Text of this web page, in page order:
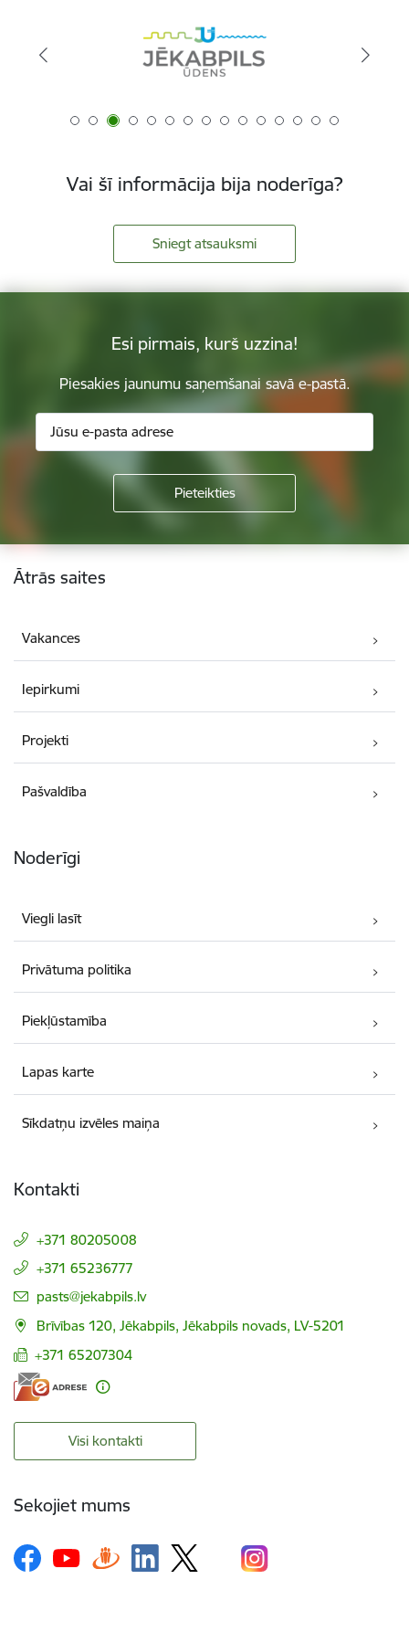
Vai šī informācija bija noderīga?
Sniegt atsauksmi
Esi pirmais, kurš uzzina!
Piesakies jaunumu saņemšanai savā e-pastā.
Kājene
Ātrās saites
Vakances
Iepirkumi
Projekti
Pašvaldība
Noderīgi
Viegli lasīt
Privātuma politika
Piekļūstamība
Lapas karte
Sīkdatņu izvēles maiņa
Kontakti
+371 80205008
+371 65236777
E-pasts:
pasts@jekabpils.lv
Brīvības 120, Jēkabpils, Jēkabpils novads, LV-5201
+371 65207304
Visi kontakti
Sekojiet mums